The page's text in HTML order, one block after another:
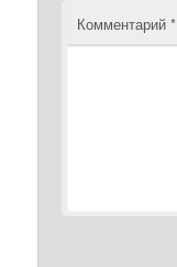
Комментарий*